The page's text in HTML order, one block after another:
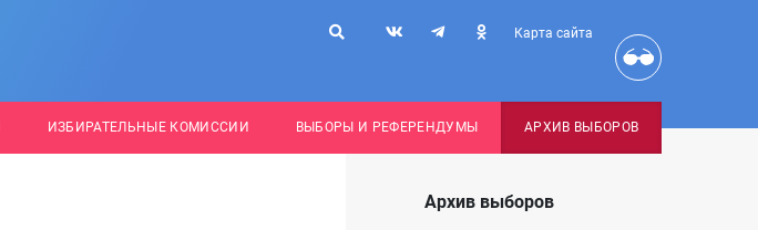
Карта сайта
ИЗБИРАТЕЛЬНЫЕ КОМИССИИ ВЫБОРЫ И РЕФЕРЕНДУМЫ АРХИВ ВЫБОРОВ
Архив выборов